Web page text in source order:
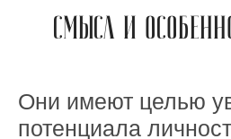
СМЫСЛ И
Они имеют целью
потенциала